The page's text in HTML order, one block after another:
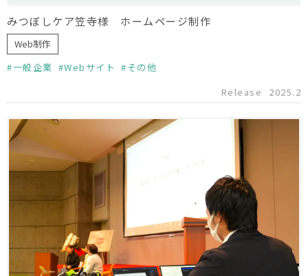
みつぼしケア笠寺様 ホームページ制作
Web制作
一般企業
Webサイト
その他
Release
2025.2